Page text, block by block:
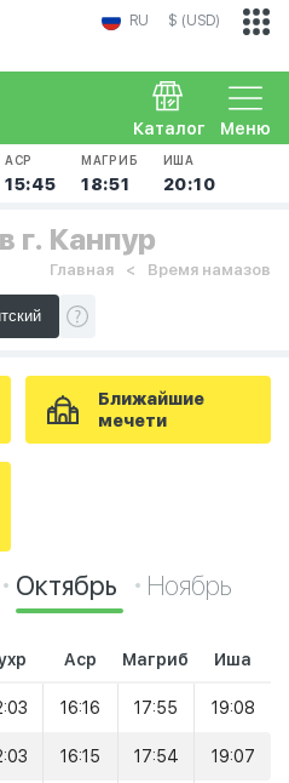
RU $ (USD)
Меню
Каталог
АСР
15:45
МАГРИБ
18:51
ИША
20:10
г. Канпур
Главная Время намазов
Ближайшие
мечети
Октябрь Ноябрь
Аср Магриб Иша
16:16 17:55 19:08
16:15 17:54 19:07